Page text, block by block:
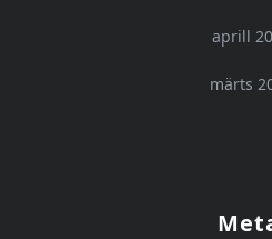
aprill
märts